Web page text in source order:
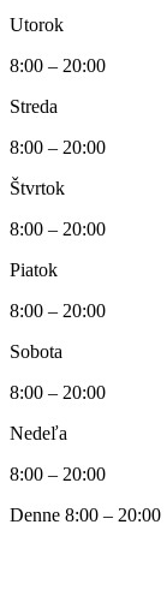
Utorok
8:00 – 20:00
Streda
8:00 – 20:00
Štvrtok
8:00 – 20:00
Piatok
8:00 – 20:00
Sobota
8:00 – 20:00
Nedeľa
8:00 – 20:00
Denne 8:00 – 20:00